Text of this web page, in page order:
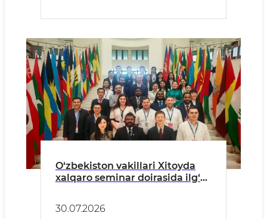
O‘zbekiston vakillari Xitoyda
xalqaro seminar doirasida ilg‘or
30.07.2026